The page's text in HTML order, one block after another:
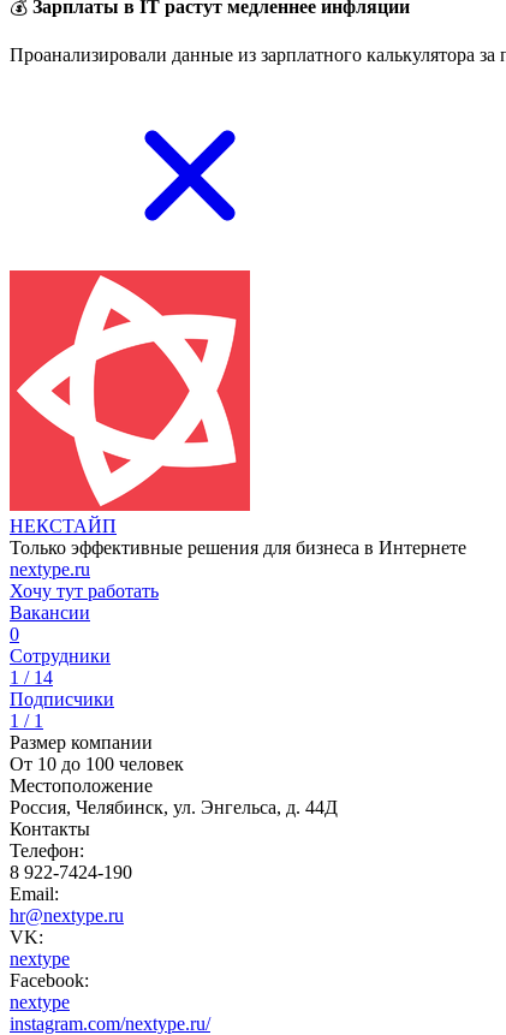
💰 Зарплаты в IT растут медленнее инфляции
Проанализировали данные из зарплатного калькулятора
НЕКСТАЙП
Только эффективные решения для бизнеса в Интернете
nextype.ru
Хочу тут работать
Вакансии
0
Сотрудники
1 / 14
Подписчики
1 / 1
Размер компании
От 10 до 100 человек
Местоположение
Россия, Челябинск, ул. Энгельса, д. 44Д
Контакты
Телефон:
8 922-7424-190
Email:
hr@nextype.ru
VK:
nextype
Facebook:
nextype
instagram.com/nextype.ru/